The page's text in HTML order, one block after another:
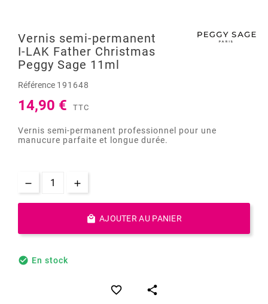
Vernis semi-permanent
I-LAK Father Christmas
Peggy Sage 11ml
Référence 191648
14,90 € TTC
Vernis semi-permanent professionnel pour une
manucure parfaite et longue durée.
 AJOUTER AU PANIER
 En stock
 